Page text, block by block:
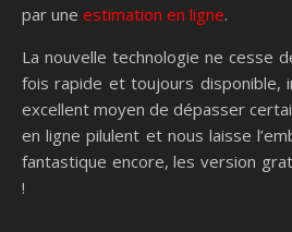
par une estimation en ligne.
La nouvelle technologie ne cesse
fois rapide et toujours disponible,
excellent moyen de dépasser
en ligne pilulent et nous laisse
fantastique encore, les version
!